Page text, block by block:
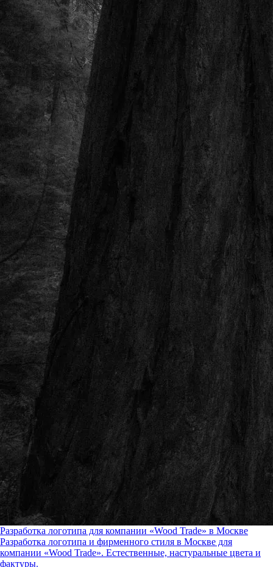
Разработка логотипа для компании «Wood Trade» в Москве
Разработка логотипа и фирменного стиля в Москве для
компании «Wood Trade». Естественные, настуральные цвета и
фактуры.